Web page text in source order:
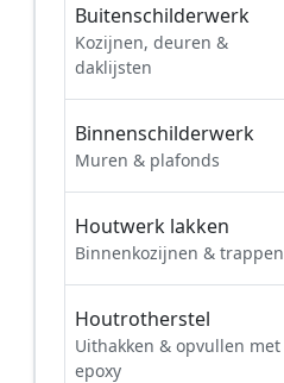
Buitenschilderwerk
Kozijnen, deuren &
daklijsten
Binnenschilderwerk
Muren & plafonds
Houtwerk lakken
Binnenkozijnen & trappen
Houtrotherstel
Uithakken & opvullen met
epoxy